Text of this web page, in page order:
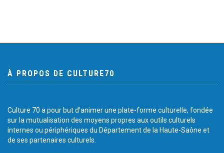
À PROPOS DE CULTURE70
Culture 70 a pour but d’animer une plate-forme culturelle, fondée
sur la mutualisation des moyens propres aux outils culturels
internes ou périphériques du Département de la Haute-Saône et
de ses partenaires culturels.